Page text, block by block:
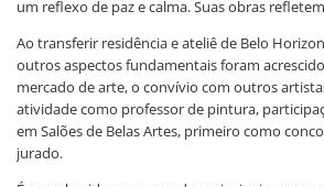
um reflexo de paz e calma. Suas obras
Ao transferir residência e ateliê de Belo
outros aspectos fundamentais foram
mercado de arte, o convívio com outros
atividade como professor de pintura,
em Salões de Belas Artes, primeiro como
jurado.